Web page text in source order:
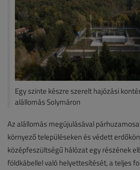
Egy szinte készre szerelt hajózási
alállomás Solymáron
Az alállomás megújulásával
környező településeken és védett
középfeszültségű hálózat egy részének
földkábellel való helyettesítését, a teljes